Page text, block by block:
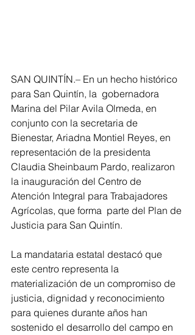
SAN QUINTÍN.– En un hecho histórico
para San Quintín, la  gobernadora
Marina del Pilar Avila Olmeda, en
conjunto con la secretaria de
Bienestar, Ariadna Montiel Reyes, en
representación de la presidenta
Claudia Sheinbaum Pardo, realizaron
la inauguración del Centro de
Atención Integral para Trabajadores
Agrícolas, que forma  parte del Plan de
Justicia para San Quintín.
La mandataria estatal destacó que
este centro representa la
materialización de un compromiso de
justicia, dignidad y reconocimiento
para quienes durante años han
sostenido el desarrollo del campo en